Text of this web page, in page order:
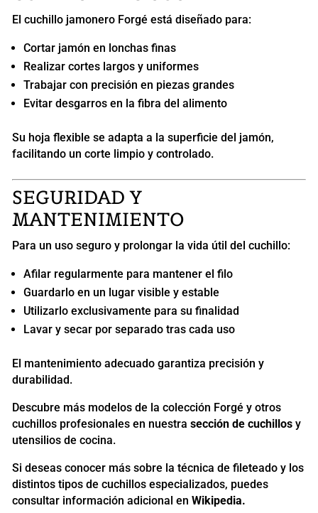
El cuchillo jamonero Forgé está diseñado para:
Cortar jamón en lonchas finas
Realizar cortes largos y uniformes
Trabajar con precisión en piezas grandes
Evitar desgarros en la fibra del alimento
Su hoja flexible se adapta a la superficie del jamón,
facilitando un corte limpio y controlado.
SEGURIDAD Y
MANTENIMIENTO
Para un uso seguro y prolongar la vida útil del cuchillo:
Afilar regularmente para mantener el filo
Guardarlo en un lugar visible y estable
Utilizarlo exclusivamente para su finalidad
Lavar y secar por separado tras cada uso
El mantenimiento adecuado garantiza precisión y
durabilidad.
Descubre más modelos de la colección Forgé y otros
cuchillos profesionales en nuestra sección de cuchillosy
utensilios de cocina.
Si deseas conocer más sobre la técnica de fileteado y los
distintos tipos de cuchillos especializados, puedes
consultar información adicional en Wikipedia.